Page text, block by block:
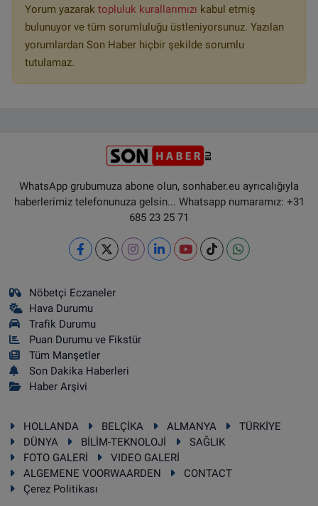
Yorum yazarak topluluk kurallarımızı kabul etmiş
bulunuyor ve tüm sorumluluğu üstleniyorsunuz. Yazılan
yorumlardan Son Haber hiçbir şekilde sorumlu
tutulamaz.
WhatsApp grubumuza abone olun, sonhaber.eu ayrıcalığıyla
haberlerimiz telefonunuza gelsin... Whatsapp numaramız: +31
685 23 25 71
Nöbetçi Eczaneler
Hava Durumu
Trafik Durumu
Puan Durumu ve Fikstür
Tüm Manşetler
Son Dakika Haberleri
Haber Arşivi
HOLLANDA BELÇİKA ALMANYA
TÜRKİYE
DÜNYA
BİLİM-TEKNOLOJİ
SAĞLIK
FOTO GALERİ
VIDEO GALERİ
ALGEMENE VOORWAARDEN
CONTACT
Çerez Politikası